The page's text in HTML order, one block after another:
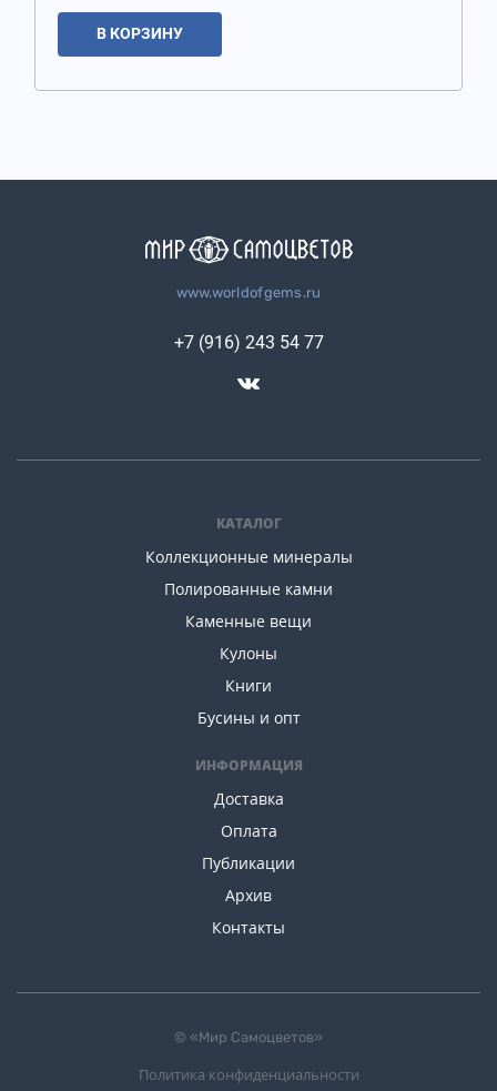
В КОРЗИНУ
www.worldofgems.ru
КАТАЛОГ
Коллекционные минералы
Полированные камни
Каменные вещи
Кулоны
Книги
Бусины и опт
ИНФОРМАЦИЯ
Доставка
Оплата
Публикации
Архив
Контакты
+7 (916) 243 54 77
© «Мир Самоцветов»
Политика конфиденциальности